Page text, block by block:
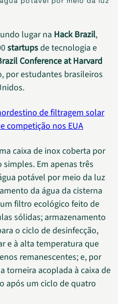
lugar na Hack Brazil,
startupsde tecnologia e
Conference at Harvard
por estudantes brasileiros
de filtragem solar
competição nos EUA
caixa de inox coberta por
Em apenas três
potável por meio da luz
da água da cisterna
filtro ecológico feito de
sólidas; armazenamento
o ciclo de desinfecção,
e à alta temperatura que
remanescentes; e, por
torneira acoplada à caixa de
após um ciclo de quatro